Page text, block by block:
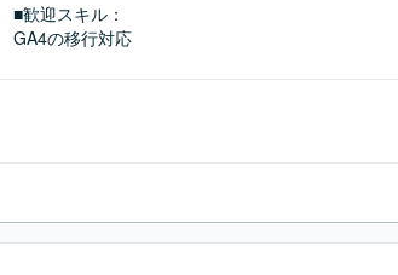
■歓迎スキル：
GA4の移行対応